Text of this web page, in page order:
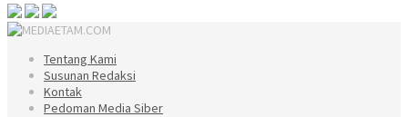
Tentang Kami
Susunan Redaksi
Kontak
Pedoman Media Siber